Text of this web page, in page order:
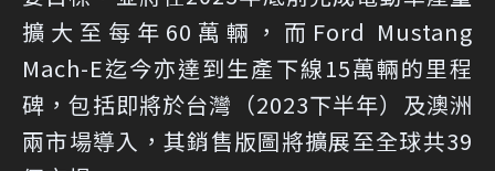
擴大至每年60萬輛，而Ford Mustang
Mach-E迄今亦達到生產下線15萬輛的里程
碑，包括即將於台灣（2023下半年）及澳洲
兩市場導入，其銷售版圖將擴展至全球共39